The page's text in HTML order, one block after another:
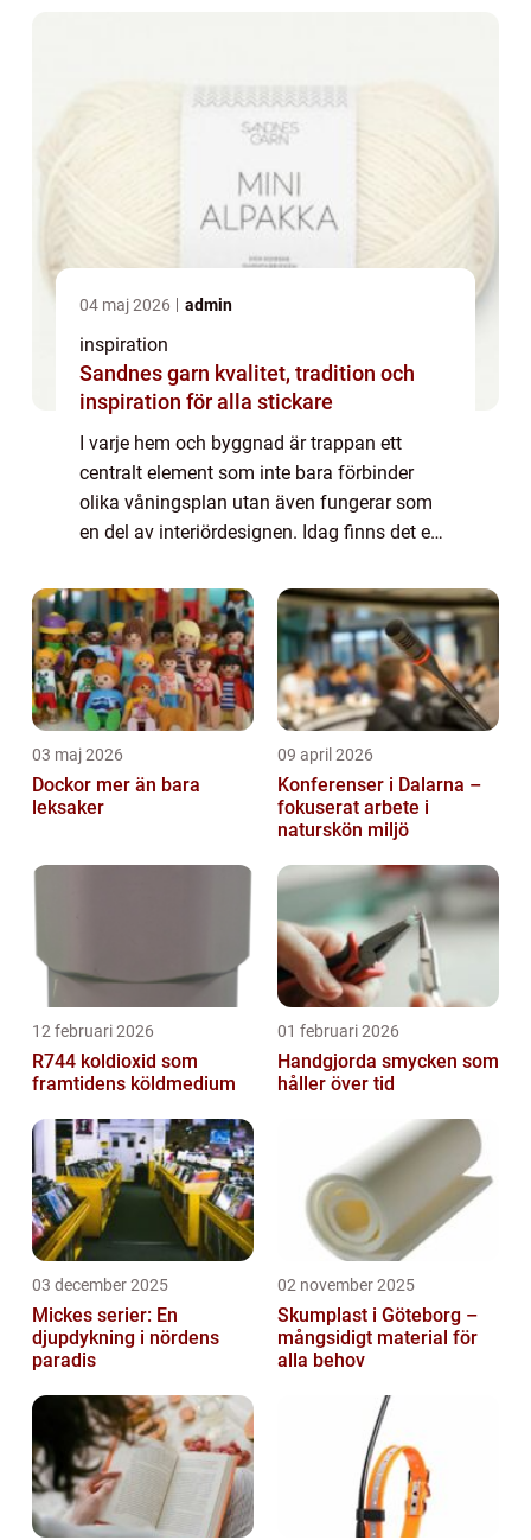
04 maj 2026 admin
inspiration
Sandnes garn kvalitet, tradition och
inspiration för alla stickare
I varje hem och byggnad är trappan ett
centralt element som inte bara förbinder
olika våningsplan utan även fungerar som
en del av interiördesignen. Idag finns det en
oavset...
03 maj 2026
Dockor mer än bara
leksaker
09 april 2026
Konferenser i Dalarna –
fokuserat arbete i
naturskön miljö
12 februari 2026
R744 koldioxid som
framtidens köldmedium
01 februari 2026
Handgjorda smycken som
håller över tid
03 december 2025
Mickes serier: En
djupdykning i nördens
paradis
02 november 2025
Skumplast i Göteborg –
mångsidigt material för
alla behov